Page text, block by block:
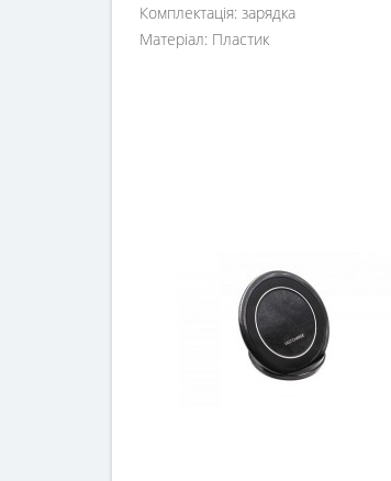
Комплектація: зарядка
Матеріал: Пластик